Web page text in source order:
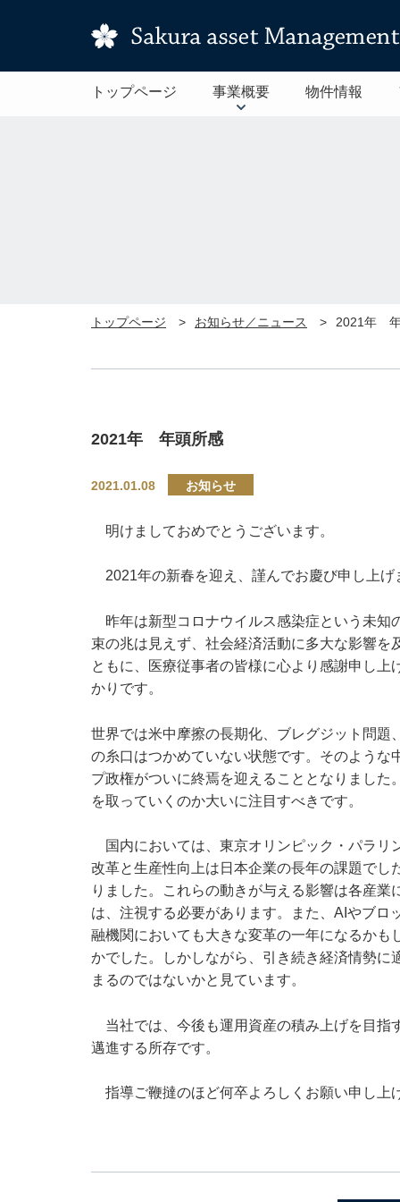
トップページ 事業概要 物件情報
トップページ お知らせ／ニュース 2021年
2021年 年頭所感
2021.01.08 お知らせ
明けましておめでとうございます。
2021年の新春を迎え、謹んでお慶び申し上げ
昨年は新型コロナウイルス感染症という未知
束の兆は見えず、社会経済活動に多大な影響
ともに、医療従事者の皆様に心より感謝申し
かりです。
世界では米中摩擦の長期化、ブレグジット問
の糸口はつかめていない状態です。そのよう
プ政権がついに終焉を迎えることとなりまし
を取っていくのか大いに注目すべきです。
国内においては、東京オリンピック・パラリ
改革と生産性向上は日本企業の長年の課題で
りました。これらの動きが与える影響は各産
は、注視する必要があります。また、AIやブ
融機関においても大きな変革の一年になるか
かでした。しかしながら、引き続き経済情勢
まるのではないかと見ています。
当社では、今後も運用資産の積み上げを目指
邁進する所存です。
指導ご鞭撻のほど何卒よろしくお願い申し上